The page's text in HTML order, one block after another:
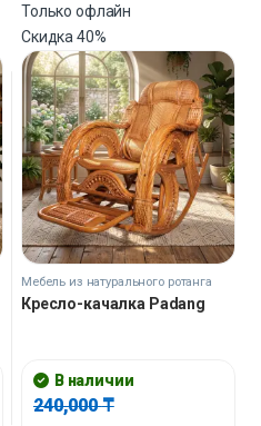
Только офлайн
Скидка40%
Мебель из натурального ротанга
Кресло-качалка Padang
В наличии
240,000₸